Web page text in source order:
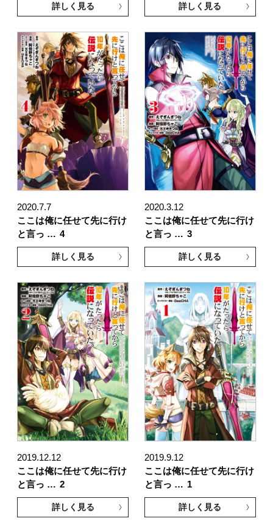
詳しく見る 詳しく見る
2020.7.7
ここは俺に任せて先に行け
と言っ … 4
詳しく見る
2020.3.12
ここは俺に任せて先に行け
と言っ … 3
詳しく見る
2019.12.12
ここは俺に任せて先に行け
と言っ … 2
詳しく見る
2019.9.12
ここは俺に任せて先に行け
と言っ … 1
詳しく見る